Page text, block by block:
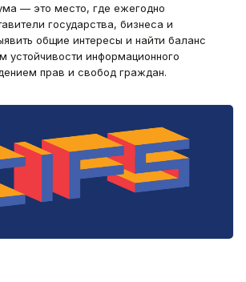
— это место, где ежегодно
государства, бизнеса и
общие интересы и найти баланс
устойчивости информационного
прав и свобод граждан.